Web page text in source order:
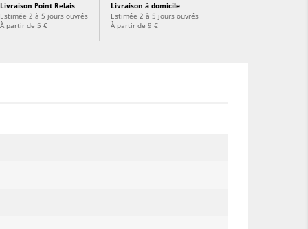
Livraison Point Relais
Estimée 2 à 5 jours ouvrés
À partir de 5 €
Livraison à domicile
Estimée 2 à 5 jours ouvrés
À partir de 9 €